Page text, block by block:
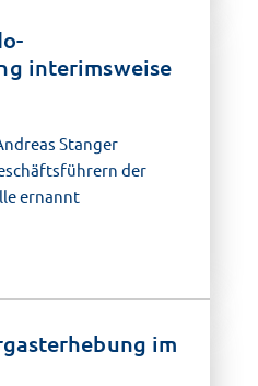
interimsweise
Stanger
der
ernannt
im